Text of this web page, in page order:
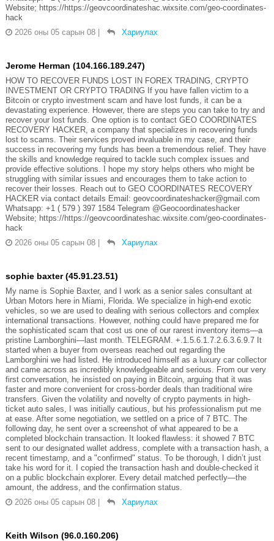
Website; https://https://geovcoordinateshac.wixsite.com/geo-coordinates-
hack
2026 оны 05 сарын 08
Хариулах
Jerome Herman (104.166.189.247)
HOW TO RECOVER FUNDS LOST IN FOREX TRADING, CRYPTO
INVESTMENT OR CRYPTO TRADING If you have fallen victim to a
Bitcoin or crypto investment scam and have lost funds, it can be a
devastating experience. However, there are steps you can take to try and
recover your lost funds. One option is to contact GEO COORDINATES
RECOVERY HACKER, a company that specializes in recovering funds
lost to scams. Their services proved invaluable in my case, and their
success in recovering my funds has been a tremendous relief. They have
the skills and knowledge required to tackle such complex issues and
provide effective solutions. I hope my story helps others who might be
struggling with similar issues and encourages them to take action to
recover their losses. Reach out to GEO COORDINATES RECOVERY
HACKER via contact details Email: geovcoordinateshacker@gmail.com
Whatsapp: +1 ( 579 ) 397 1584 Telegram @Geocoordinateshacker
Website; https://https://geovcoordinateshac.wixsite.com/geo-coordinates-
hack
2026 оны 05 сарын 08
Хариулах
sophie baxter (45.91.23.51)
My name is Sophie Baxter, and I work as a senior sales consultant at
Urban Motors here in Miami, Florida. We specialize in high-end exotic
vehicles, so we are used to dealing with serious collectors and complex
international transactions. However, nothing could have prepared me for
the sophisticated scam that cost us one of our rarest inventory items—a
pristine Lamborghini—last month. TELEGRAM. +.1.5.6.1.7.2.6.3.6.9.7 It
started when a buyer from overseas reached out regarding the
Lamborghini we had listed. He introduced himself as a luxury car collector
and came across as incredibly knowledgeable and serious. From our very
first conversation, he insisted on paying in Bitcoin, arguing that it was
faster and more convenient for cross-border deals than traditional wire
transfers. Given the volatility and novelty of crypto payments in high-
ticket auto sales, I was initially cautious, but his professionalism put me
at ease. After some negotiation, we settled on a price of 7 BTC. The
following day, he sent over a screenshot of what appeared to be a
completed blockchain transaction. It looked flawless: it showed 7 BTC
sent to our designated wallet address, complete with a transaction hash, a
recent timestamp, and a "confirmed" status. To be thorough, I didn’t just
take his word for it. I copied the transaction hash and double-checked it
on a public blockchain explorer. Every detail matched perfectly—the
amount, the address, and the confirmation status.
2026 оны 05 сарын 08
Хариулах
Keith Wilson (96.0.160.206)